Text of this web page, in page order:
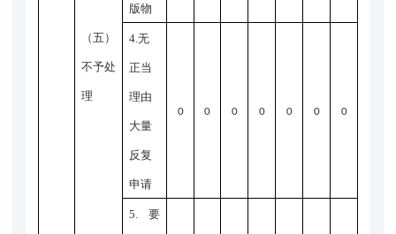
（五）
不予处
理
版物
4.无
正当
理由
大量
反复
申请
0 0 0 0 0 0 0
5.要